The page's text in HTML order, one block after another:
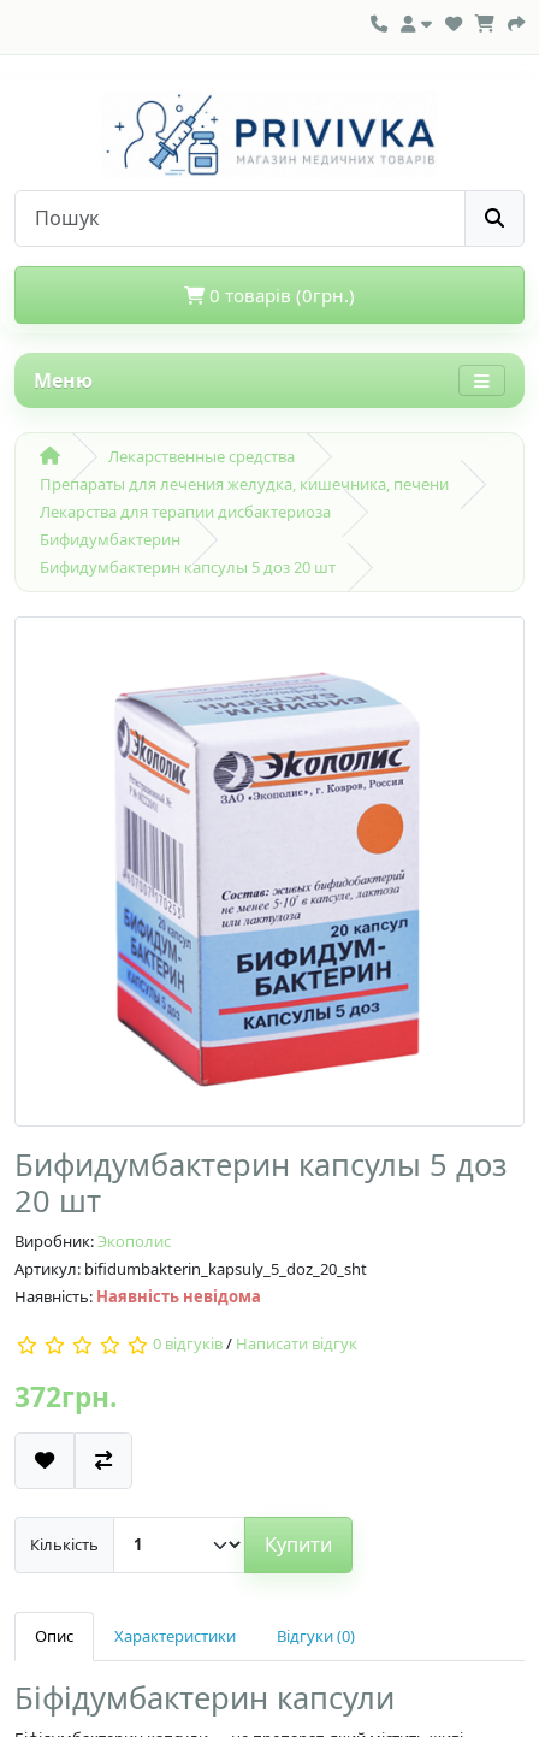
0 товарів (0грн.)
Меню
Лекарственные средства
Препараты для лечения желудка, кишечника, печени
Лекарства для терапии дисбактериоза
Бифидумбактерин
Бифидумбактерин капсулы 5 доз 20 шт
Бифидумбактерин капсулы 5 доз
20 шт
Виробник:Экополис
Артикул: bifidumbakterin_kapsuly_5_doz_20_sht
Наявність: Наявність невідома
0 відгуків/ Написати відгук
372грн.
Кількість Купити
Опис Характеристики Відгуки (0)
Біфідумбактерин капсули